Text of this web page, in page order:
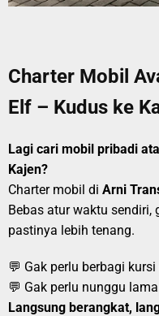
Charter Mobil
Elf – Kudus ke
Lagi cari mobil pribadi
Kajen?
Charter mobil di Arni
Bebas atur waktu sendiri,
pastinya lebih tenang.
💬 Gak perlu berbagi
💬 Gak perlu nunggu
Langsung berangkat,